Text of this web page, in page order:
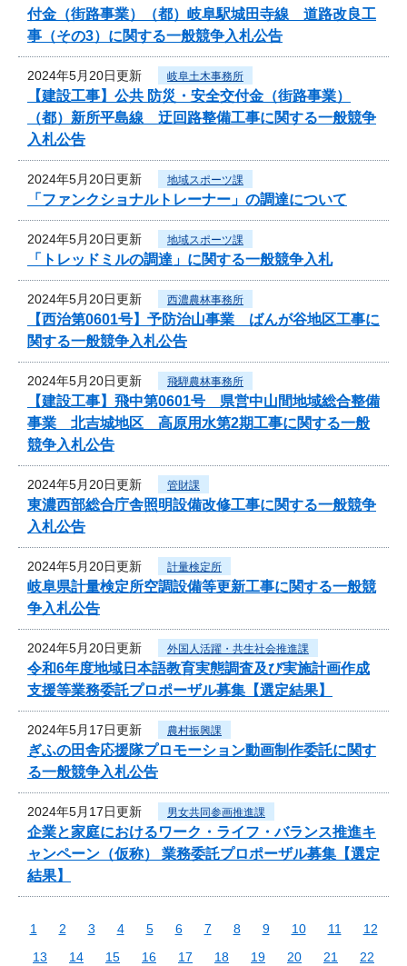
付金（街路事業）（都）岐阜駅城田寺線 道路改良工
事（その3）に関する一般競争入札公告
2024年5月20日更新 岐阜土木事務所
【建設工事】公共 防災・安全交付金（街路事業）
（都）新所平島線 迂回路整備工事に関する一般競争
入札公告
2024年5月20日更新 地域スポーツ課
「ファンクショナルトレーナー」の調達について
2024年5月20日更新 地域スポーツ課
「トレッドミルの調達」に関する一般競争入札
2024年5月20日更新 西濃農林事務所
【西治第0601号】予防治山事業 ばんが谷地区工事に
関する一般競争入札公告
2024年5月20日更新 飛騨農林事務所
【建設工事】飛中第0601号 県営中山間地域総合整備
事業 北吉城地区 高原用水第2期工事に関する一般
競争入札公告
2024年5月20日更新 管財課
東濃西部総合庁舎照明設備改修工事に関する一般競争
入札公告
2024年5月20日更新 計量検定所
岐阜県計量検定所空調設備等更新工事に関する一般競
争入札公告
2024年5月20日更新 外国人活躍・共生社会推進課
令和6年度地域日本語教育実態調査及び実施計画作成
支援等業務委託プロポーザル募集【選定結果】
2024年5月17日更新 農村振興課
ぎふの田舎応援隊プロモーション動画制作委託に関す
る一般競争入札公告
2024年5月17日更新 男女共同参画推進課
企業と家庭におけるワーク・ライフ・バランス推進キ
ャンペーン（仮称） 業務委託プロポーザル募集【選定
結果】
1 2 3 4 5 6 7 8 9 10 11
12
13
14 15 16 17 18 19 20 21
22